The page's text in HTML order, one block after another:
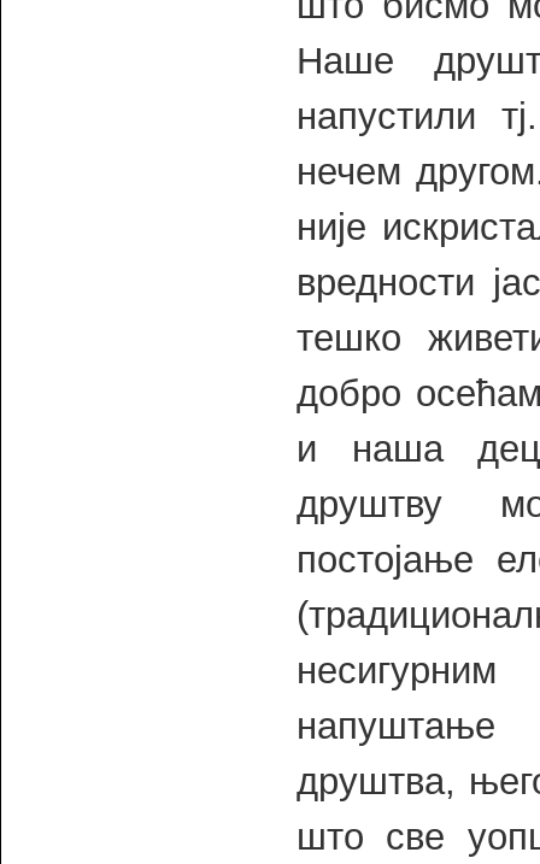
Наше
напустили
нечем
није
вредности
тешко
добро
и наша
друштву
постојање
напуштање
друштва,
што све